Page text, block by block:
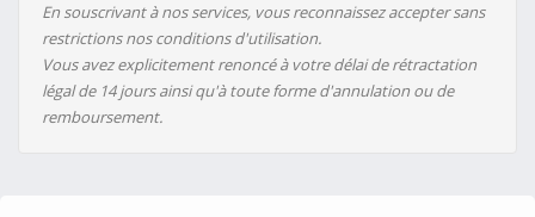
En souscrivant à nos services, vous reconnaissez accepter sans
restrictions nos conditions d'utilisation.
Vous avez explicitement renoncé à votre délai de rétractation
légal de 14 jours ainsi qu'à toute forme d'annulation ou de
remboursement.